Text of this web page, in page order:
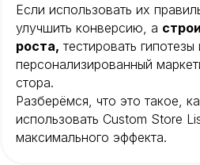
Если использовать их
улучшить конверсию, а
роста, тестировать
персонализированный
стора.
Разберёмся, что это такое,
использовать Custom Store
максимального эффекта.